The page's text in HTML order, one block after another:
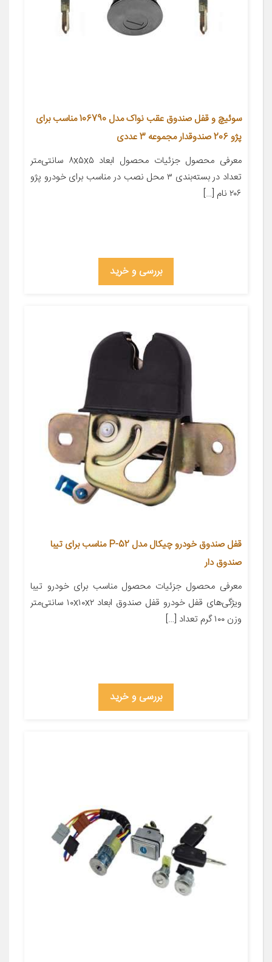
سوئیچ و قفل صندوق عقب نواک مدل 106790 مناسب برای
پژو 206 صندوقدار مجموعه 3 عددی
معرفی محصول جزئیات محصول ابعاد ۸x۵x۵ سانتی‌متر
تعداد در بسته‌بندی ۳ محل نصب در مناسب برای خودرو پژو
۲۰۶ نام […]
بررسی و خرید
قفل صندوق خودرو چیکال مدل P-52 مناسب برای تیبا
صندوق دار
معرفی محصول جزئیات محصول مناسب برای خودرو تیبا
ویژگی‌های قفل خودرو قفل صندوق ابعاد ۱۰x۱۰x۲ سانتی‌متر
وزن ۱۰۰ گرم تعداد […]
بررسی و خرید